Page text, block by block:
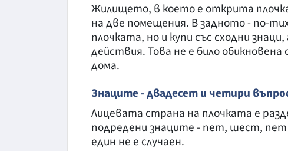
Жилището, в което е открита
на две помещения. В задното - по-
плочката, но и купи със сходни
действия. Това не е било
дома.
Знаците - двадесет и четири
Лицевата страна на плочката е
подредени знаците - пет, шест,
един не е случаен.